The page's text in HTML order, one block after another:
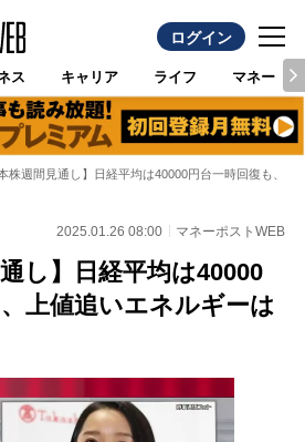
ログイン
ス キャリア ライフ マネー
本株週間見通し】日経平均は40000円台一時回復も、
2025.01.26 08:00 マネーポストWEB
通し】日経平均は40000
上値追いエネルギーは